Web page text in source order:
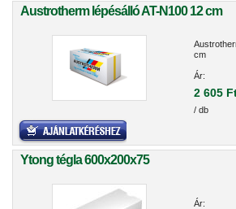
Austrotherm lépésálló AT-N100 12 cm
cm
Ár:
2 605
/ db
Ytong tégla 600x200x75
Ár: